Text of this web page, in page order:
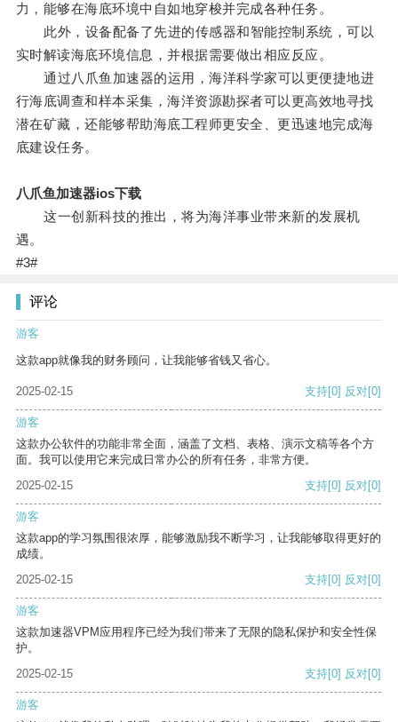
力，能够在海底环境中自如地穿梭并完成各种任务。
此外，设备配备了先进的传感器和智能控制系统，可以
实时解读海底环境信息，并根据需要做出相应反应。
通过八爪鱼加速器的运用，海洋科学家可以更便捷地进
行海底调查和样本采集，海洋资源勘探者可以更高效地寻找
潜在矿藏，还能够帮助海底工程师更安全、更迅速地完成海
底建设任务。
八爪鱼加速器ios下载
这一创新科技的推出，将为海洋事业带来新的发展机
遇。
#3#
评论
游客
这款app就像我的财务顾问，让我能够省钱又省心。
2025-02-15 支持[0] 反对[0]
游客
这款办公软件的功能非常全面，涵盖了文档、表格、演示文稿等各个方
面。我可以使用它来完成日常办公的所有任务，非常方便。
2025-02-15
支持[0] 反对[0]
游客
这款app的学习氛围很浓厚，能够激励我不断学习，让我能够取得更好的
成绩。
2025-02-15
支持[0] 反对[0]
游客
这款加速器VPM应用程序已经为我们带来了无限的隐私保护和安全性保
护。
2025-02-15
支持[0] 反对[0]
游客